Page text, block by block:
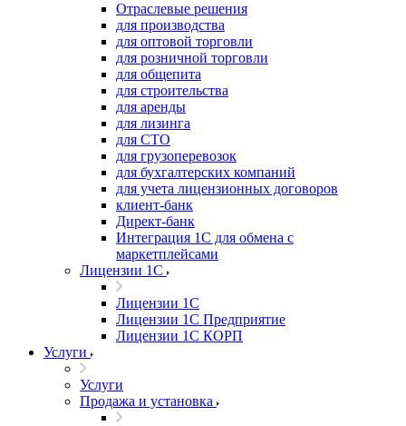
Отраслевые решения
для производства
для оптовой торговли
для розничной торговли
для общепита
для строительства
для аренды
для лизинга
для СТО
для грузоперевозок
для бухгалтерских компаний
для учета лицензионных договоров
клиент-банк
Директ-банк
Интеграция 1C для обмена с
маркетплейсами
Лицензии 1С
Лицензии 1С
Лицензии 1С Предприятие
Лицензии 1С КОРП
Услуги
Услуги
Продажа и установка